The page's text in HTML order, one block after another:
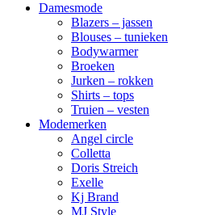
Damesmode
Blazers – jassen
Blouses – tunieken
Bodywarmer
Broeken
Jurken – rokken
Shirts – tops
Truien – vesten
Modemerken
Angel circle
Colletta
Doris Streich
Exelle
Kj Brand
MJ Style